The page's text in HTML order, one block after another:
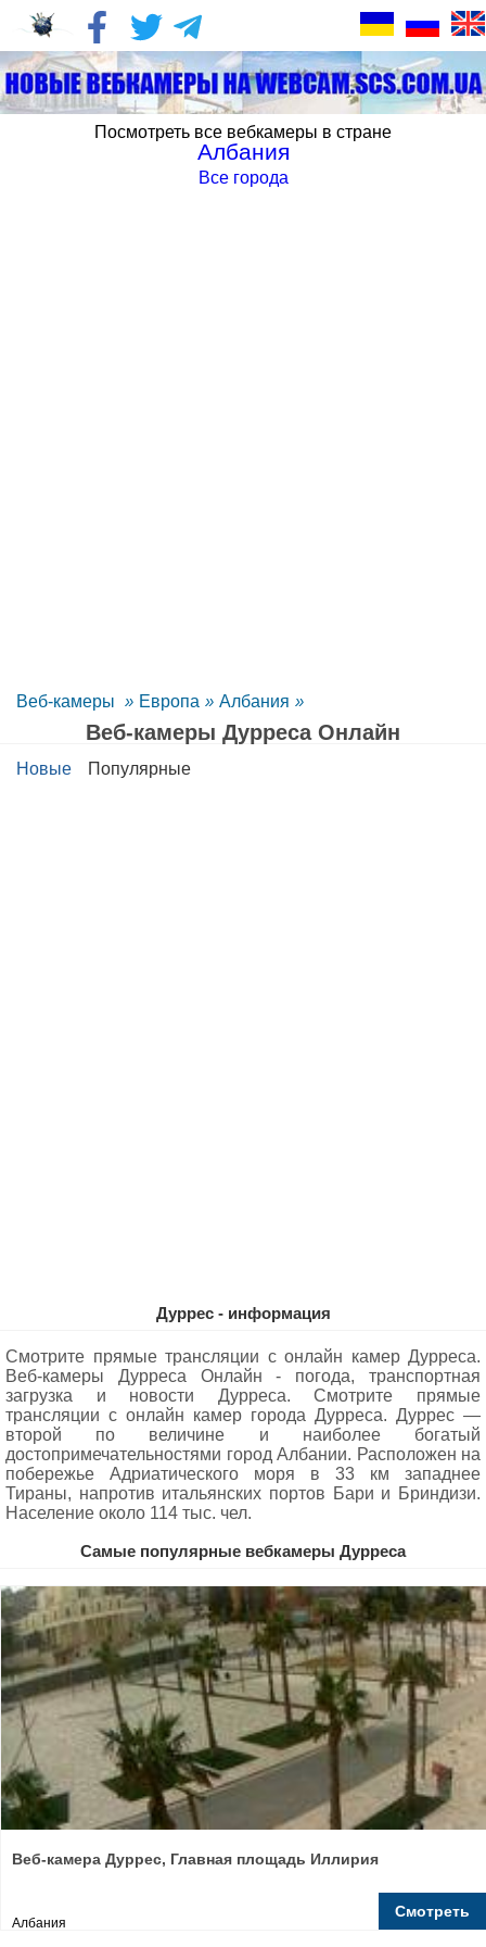
Посмотреть все вебкамеры в стране
Албания
Все города
Веб-камеры » Европа » Албания »
Веб-камеры Дурреса Oнлайн
Новые Популярные
Дуррес - информация
Смотрите прямые трансляции с онлайн камер Дурреса.
Веб-камеры Дурреса Oнлайн - погода, транспортная
загрузка и новости Дурреса. Смотрите прямые
трансляции с онлайн камер города Дурреса. Дуррес —
второй по величине и наиболее богатый
достопримечательностями город Албании. Расположен на
побережье Адриатического моря в 33 км западнее
Тираны, напротив итальянских портов Бари и Бриндизи.
Население около 114 тыс. чел.
Самые популярные вебкамеры Дурреса
Веб-камера Дуррес, Главная площадь Иллирия
Албания
Смотреть